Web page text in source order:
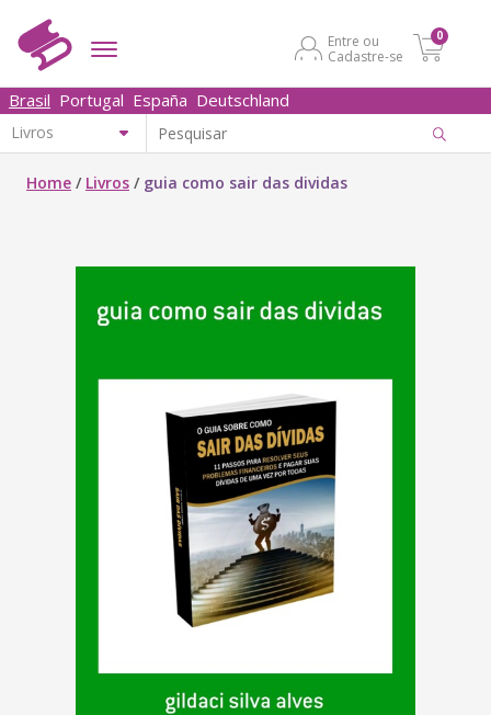
Entre ou
Cadastre-se
0
Brasil Portugal España Deutschland
Home / Livros / guia como sair das dividas